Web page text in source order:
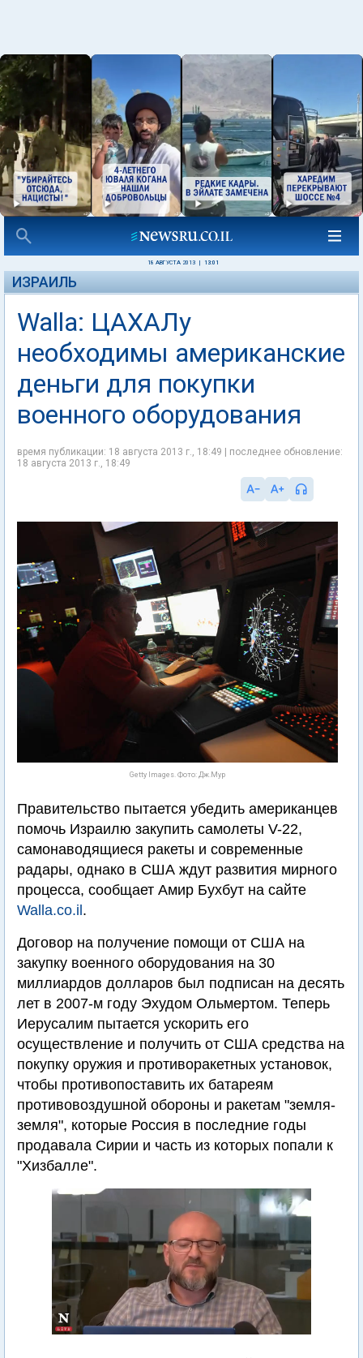
18 АВГУСТА 2013 13:01
ИЗРАИЛЬ
Walla: ЦАХАЛу
необходимы американские
деньги для покупки
военного оборудования
время публикации: 18 августа 2013 г., 18:49 | последнее обновление:
18 августа 2013 г., 18:49
Getty Images. Фото: Дж.Мур
Правительство пытается убедить американцев
помочь Израилю закупить самолеты V-22,
самонаводящиеся ракеты и современные
радары, однако в США ждут развития мирного
процесса, сообщает Амир Бухбут на сайте
Walla.co.il .
Договор на получение помощи от США на
закупку военного оборудования на 30
миллиардов долларов был подписан на десять
лет в 2007-м году Эхудом Ольмертом. Теперь
Иерусалим пытается ускорить его
осуществление и получить от США средства на
покупку оружия и противоракетных установок,
чтобы противопоставить их батареям
противовоздушной обороны и ракетам "земля-
земля", которые Россия в последние годы
продавала Сирии и часть из которых попали к
"Хизбалле".